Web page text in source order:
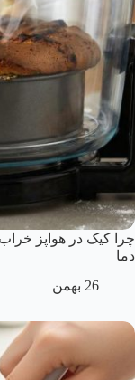
چرا کیک در هواپز
دما
26 بهمن